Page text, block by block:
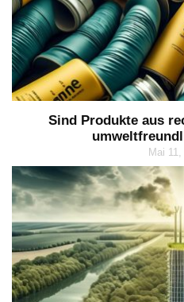
Sind Produkte aus
Mai